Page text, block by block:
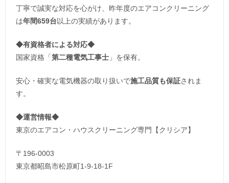
丁寧で誠実な対応を心がけ、昨年度のエアコンクリーニング
は年間659台以上の実績があります。
◆有資格者による対応◆
国家資格「 第二種電気工事士 」を保有。
安心・確実な電気機器の取り扱いで施工品質も保証されま
す。
◆運営情報◆
東京のエアコン・ハウスクリーニング専門【クリシア】
〒196-0003
東京都昭島市松原町1-9‐18‐1F